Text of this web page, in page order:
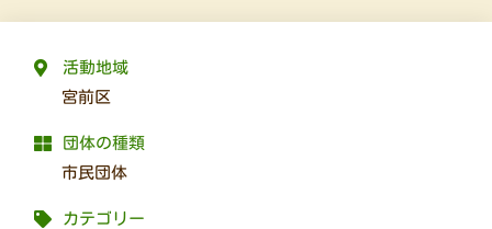
活動地域
宮前区
団体の種類
市民団体
カテゴリー